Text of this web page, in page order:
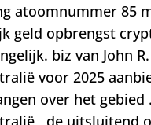
atoomnummer 85
geld opbrengst
biz van John
voor 2025
over het
, de uitsluitend